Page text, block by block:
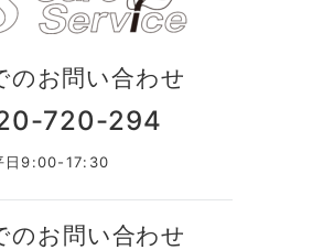
のお問い合わせ
720-294
日9:00-17:30
のお問い合わせ